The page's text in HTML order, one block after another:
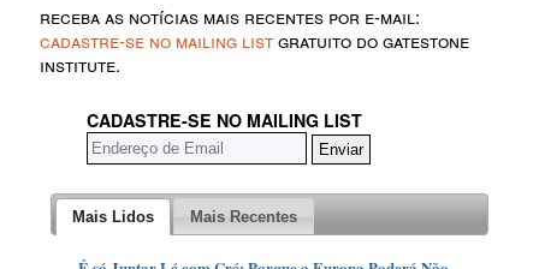
receba as notícias mais recentes por e-mail:
cadastre-se no mailing listgratuito do gatestone
institute.
CADASTRE-SE NO MAILING LIST
Mais Lidos Mais Recentes